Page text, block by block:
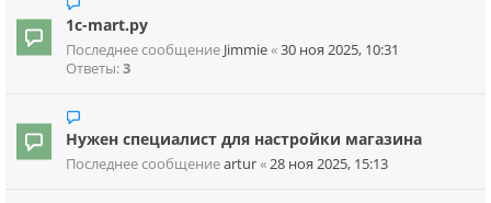
1c-mart.ру
Последнее сообщение Jimmie«30 ноя 2025, 10:31
Ответы:3
Нужен специалист для настройки магазина
Последнее сообщениеartur«28 ноя 2025, 15:13